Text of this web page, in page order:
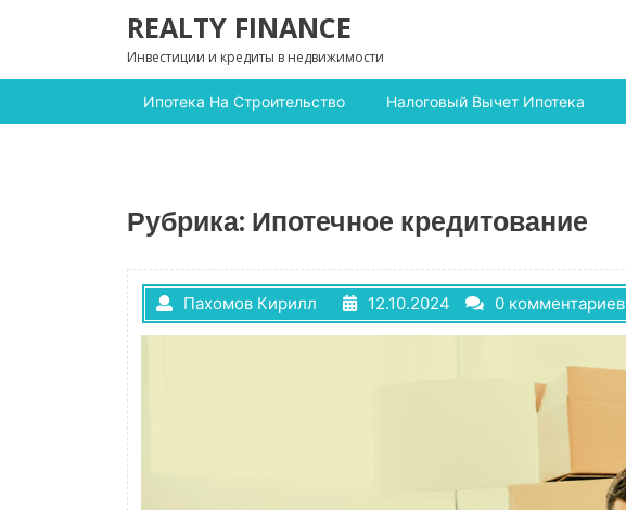
REALTY FINANCE
Инвестиции и кредиты в недвижимости
Ипотека На Строительство Налоговый Вычет Ипотека
Рубрика: Ипотечное кредитование
Пахомов Кирилл 12.10.2024 0 комментариев